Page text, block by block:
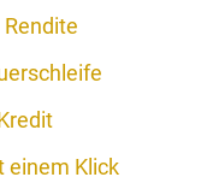
einem Klick